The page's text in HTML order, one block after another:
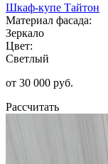
Шкаф-купе Тайтон
Материал фасада:
Зеркало
Цвет:
Светлый
от 30 000 руб.
Рассчитать